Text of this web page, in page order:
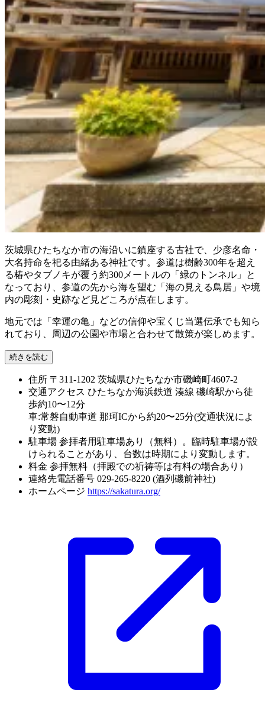
茨城県ひたちなか市の海沿いに鎮座する古社で、少彦名命・
大名持命を祀る由緒ある神社です。参道は樹齢300年を超え
る椿やタブノキが覆う約300メートルの「緑のトンネル」と
なっており、参道の先から海を望む「海の見える鳥居」や境
内の彫刻・史跡など見どころが点在します。
地元では「幸運の亀」などの信仰や宝くじ当選伝承でも知ら
れており、周辺の公園や市場と合わせて散策が楽しめます。
続きを読む
住所 〒311-1202 茨城県ひたちなか市磯崎町4607-2
交通アクセス ひたちなか海浜鉄道 湊線 磯崎駅から徒
歩約10〜12分
車:常磐自動車道 那珂ICから約20〜25分(交通状況によ
り変動)
駐車場 参拝者用駐車場あり（無料）。臨時駐車場が設
けられることがあり、台数は時期により変動します。
料金 参拝無料（拝殿での祈祷等は有料の場合あり）
連絡先電話番号 029-265-8220 (酒列磯前神社)
ホームページ https://sakatura.org/